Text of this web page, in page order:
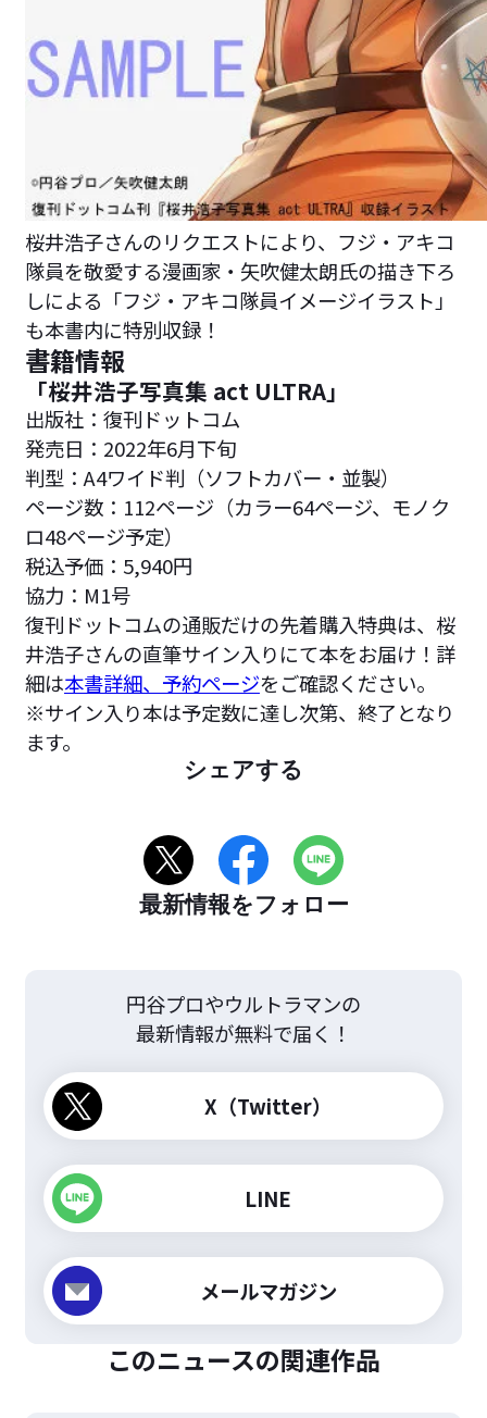
桜井浩子さんのリクエストにより、フジ・アキコ
隊員を敬愛する漫画家・矢吹健太朗氏の描き下ろ
しによる「フジ・アキコ隊員イメージイラスト」
も本書内に特別収録！
書籍情報
「桜井浩子写真集 act ULTRA」
出版社：復刊ドットコム
発売日：2022年6月下旬
判型：A4ワイド判（ソフトカバー・並製）
ページ数：112ページ（カラー64ページ、モノク
ロ48ページ予定）
税込予価：5,940円
協力：M1号
復刊ドットコムの通販だけの先着購入特典は、桜
井浩子さんの直筆サイン入りにて本をお届け！詳
細は本書詳細、予約ページをご確認ください。
※サイン入り本は予定数に達し次第、終了となり
ます。
シェアする
最新情報をフォロー
円谷プロやウルトラマンの
最新情報が無料で届く！
X（Twitter）
LINE
メールマガジン
このニュースの関連作品